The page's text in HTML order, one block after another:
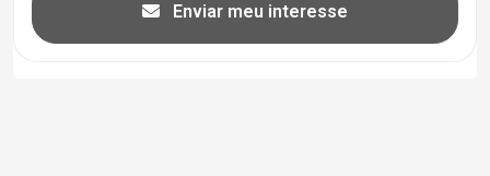
Enviar meu interesse